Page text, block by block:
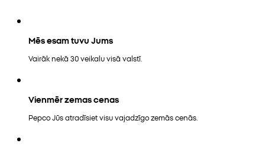
Mēs esam tuvu Jums
Vairāk nekā 30 veikalu visā valstī.
Vienmēr zemas cenas
Pepco Jūs atradīsiet visu vajadzīgo zemās cenās.